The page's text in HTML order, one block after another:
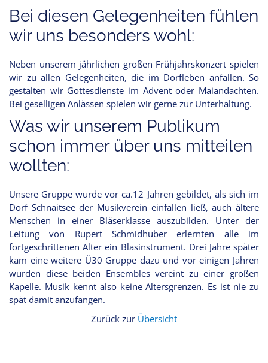
Bei diesen Gelegenheiten fühlen
wir uns besonders wohl:
Neben unserem jährlichen großen Frühjahrskonzert spielen
wir zu allen Gelegenheiten, die im Dorfleben anfallen. So
gestalten wir Gottesdienste im Advent oder Maiandachten.
Bei geselligen Anlässen spielen wir gerne zur Unterhaltung.
Was wir unserem Publikum
schon immer über uns mitteilen
wollten:
Unsere Gruppe wurde vor ca.12 Jahren gebildet, als sich im
Dorf Schnaitsee der Musikverein einfallen ließ, auch ältere
Menschen in einer Bläserklasse auszubilden. Unter der
Leitung von Rupert Schmidhuber erlernten alle im
fortgeschrittenen Alter ein Blasinstrument. Drei Jahre später
kam eine weitere Ü30 Gruppe dazu und vor einigen Jahren
wurden diese beiden Ensembles vereint zu einer großen
Kapelle. Musik kennt also keine Altersgrenzen. Es ist nie zu
spät damit anzufangen.
Zurück zur Übersicht